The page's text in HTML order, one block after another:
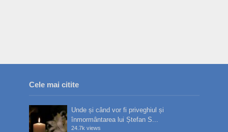
Cele mai citite
Unde și când vor fi priveghiul și
înmormântarea lui Ștefan S...
24.7k views